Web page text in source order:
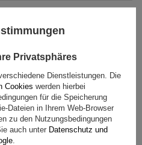
Privatsphäres
Dienstleistungen. Die
Cookies werden hierbei
für die Speicherung
Dateien in Ihrem Web-Browser
zu den Nutzungsbedingungen
auch unter Datenschutz und
.